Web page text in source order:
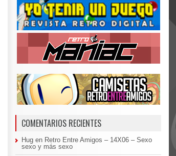
COMENTARIOS RECIENTES
Hug en Retro Entre Amigos – 14X06 – Sexo
sexo y más sexo